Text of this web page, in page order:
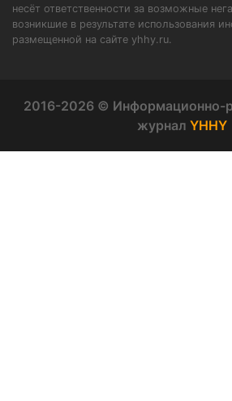
несёт ответственности за возможные
возникшие в результате использования
размещенной на сайте yhhy.ru.
2016-2026 © Информационно-
журнал YHHY